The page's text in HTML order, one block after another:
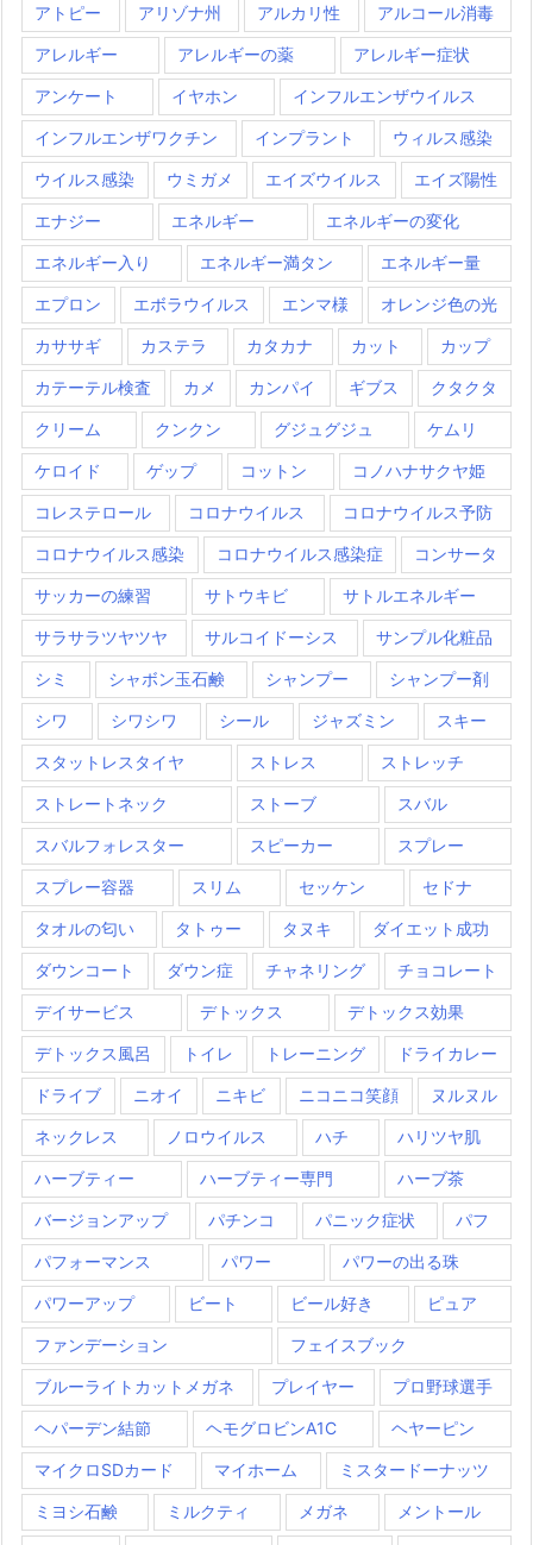
アトピー アリゾナ州 アルカリ性 アルコール消毒
アレルギー アレルギーの薬 アレルギー症状
アンケート イヤホン インフルエンザウイルス
インフルエンザワクチン インプラント ウィルス感染
ウイルス感染 ウミガメ エイズウイルス エイズ陽性
エナジー エネルギー エネルギーの変化
エネルギー入り エネルギー満タン エネルギー量
エプロン エボラウイルス エンマ様 オレンジ色の光
カササギ カステラ カタカナ カット カップ
カテーテル検査 カメ カンパイ ギブス クタクタ
クリーム クンクン グジュグジュ ケムリ
ケロイド ゲップ コットン コノハナサクヤ姫
コレステロール コロナウイルス コロナウイルス予防
コロナウイルス感染 コロナウイルス感染症 コンサータ
サッカーの練習 サトウキビ サトルエネルギー
サラサラツヤツヤ サルコイドーシス サンプル化粧品
シミ シャボン玉石鹸 シャンプー シャンプー剤
シワ シワシワ シール ジャズミン スキー
スタットレスタイヤ ストレス ストレッチ
ストレートネック ストーブ スバル
スバルフォレスター スピーカー スプレー
スプレー容器 スリム セッケン セドナ
タオルの匂い タトゥー タヌキ ダイエット成功
ダウンコート ダウン症 チャネリング チョコレート
デイサービス デトックス デトックス効果
デトックス風呂 トイレ トレーニング ドライカレー
ドライブ ニオイ ニキビ ニコニコ笑顔 ヌルヌル
ネックレス ノロウイルス ハチ ハリツヤ肌
ハーブティー ハーブティー専門 ハーブ茶
バージョンアップ パチンコ パニック症状 パフ
パフォーマンス パワー パワーの出る珠
パワーアップ ビート ビール好き ピュア
ファンデーション フェイスブック
ブルーライトカットメガネ プレイヤー プロ野球選手
ヘパーデン結節 ヘモグロビンA1C ヘヤーピン
マイクロSDカード マイホーム ミスタードーナッツ
ミヨシ石鹸 ミルクティ メガネ メントール